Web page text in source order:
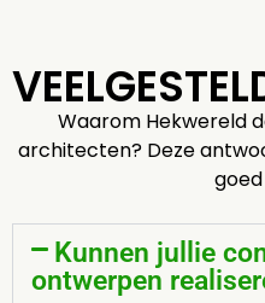
Waarom Hekwereld
architecten? Deze
Kunnen jullie
ontwerpen